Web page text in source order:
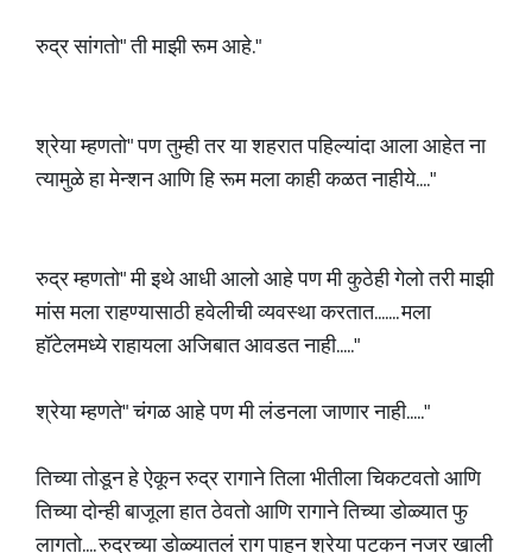
रुद्र सांगतो" ती माझी रूम आहे."
श्रेया म्हणतो" पण तुम्ही तर या शहरात पहिल्यांदा आला आहेत ना
त्यामुळे हा मेन्शन आणि हि रूम मला काही कळत नाहीये...."
रुद्र म्हणतो" मी इथे आधी आलो आहे पण मी कुठेही गेलो तरी माझी
मांस मला राहण्यासाठी हवेलीची व्यवस्था करतात....... मला
हॉटेलमध्ये राहायला अजिबात आवडत नाही....."
श्रेया म्हणते" चंगळ आहे पण मी लंडनला जाणार नाही....."
तिच्या तोडून हे ऐकून रुद्र रागाने तिला भीतीला चिकटवतो आणि
तिच्या दोन्ही बाजूला हात ठेवतो आणि रागाने तिच्या डोळ्यात फु
लागतो.... रुद्रच्या डोळ्यातलं राग पाहून श्रेया पटकन नजर खाली